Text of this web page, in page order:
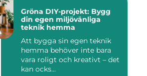
Gröna DIY-projekt: Bygg
din egen miljövänliga
teknik hemma
Att bygga sin egen teknik
hemma behöver inte bara
vara roligt och kreativt – det
kan ocks...